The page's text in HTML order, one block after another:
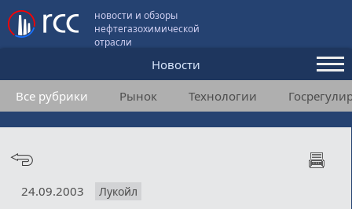
новости и обзоры
нефтегазохимической
отрасли
Новости
Аналитика и мнения
Конференции
Все рубрики Рынок Технологии
24.09.2003 Лукойл